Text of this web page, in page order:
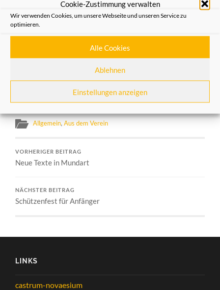
Cookie-Zustimmung verwalten
Wir verwenden Cookies, um unsere Webseite und unseren Service zu
optimieren.
Alle Cookies
Ablehnen
Einstellungen anzeigen
Teilnehmeranzahl zu dem Glockenspiel hinaufsteigen
kann. Die Besichtigung findet auch während der
Reparatur des Glockenspiels statt.
Die Teilnahmekarten sind in der Geschäftsstelle der
Heimatfreunde zum Preis von 3.-€ für Mitglieder der
Heimatfreunde und für 5.-€ erhältlich.
Foto: NGZ, Andreas Woitschützke
Allgemein,Aus dem Verein
VORHERIGER BEITRAG
Neue Texte in Mundart
NÄCHSTER BEITRAG
Schützenfest für Anfänger
LINKS
castrum-novaesium